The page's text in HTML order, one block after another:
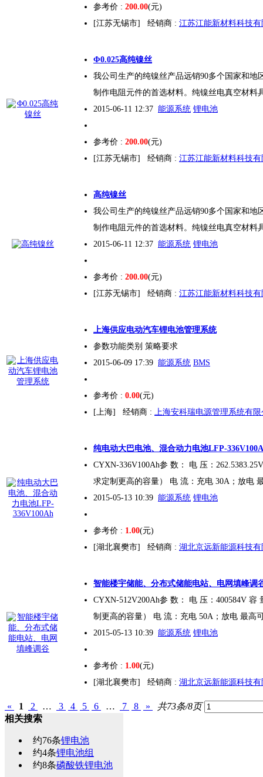
参考价 : 200.00(元)
[江苏无锡市]
经销商 : 江苏江能新材料科技
Φ0.025高纯镍丝
我公司生产的纯镍丝产品远销90多个国家和地
制作电阻元件的首选材料。纯镍丝电真空材料
2015-06-11 12:37 能源系统 锂电池
参考价 : 200.00(元)
[江苏无锡市]
经销商 : 江苏江能新材料科技
高纯镍丝
我公司生产的纯镍丝产品远销90多个国家和地
制作电阻元件的首选材料。纯镍丝电真空材料
2015-06-11 12:37 能源系统 锂电池
参考价 : 200.00(元)
[江苏无锡市]
经销商 : 江苏江能新材料科技
上海供应电动汽车锂电池管理系统
参数功能类别 策略要求
2015-06-09 17:39 能源系统 BMS
参考价 : 0.00(元)
[上海]
经销商 : 上海安科瑞电源管理系统有限
纯电动大巴电池、混合动力电池LFP-
CYXN-336V100Ah参 数： 电 压：
求定制更高的容量） 电 流：充电 30A；放电
2015-05-13 10:39 能源系统 锂电池
参考价 : 1.00(元)
[湖北襄樊市]
经销商 : 湖北京远新能源科技
智能楼宇储能、分布式储能电站、电网填峰调
CYXN-512V200Ah参 数： 电 压：400584V 容
制更高的容量） 电 流：充电 50A；放电 最高
2015-05-13 10:39 能源系统 锂电池
参考价 : 1.00(元)
[湖北襄樊市]
经销商 : 湖北京远新能源科技
« 1 2 … 3 4 5 6 … 7 8 »
共73条/8页
相关搜索
约76条锂电池
约4条锂电池组
约8条磷酸铁锂电池